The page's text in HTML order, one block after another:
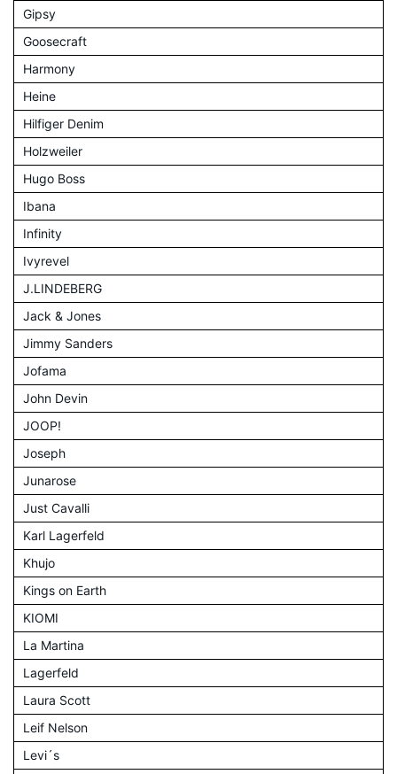
Gipsy
Goosecraft
Harmony
Heine
Hilfiger Denim
Holzweiler
Hugo Boss
Ibana
Infinity
Ivyrevel
J.LINDEBERG
Jack & Jones
Jimmy Sanders
Jofama
John Devin
JOOP!
Joseph
Junarose
Just Cavalli
Karl Lagerfeld
Khujo
Kings on Earth
KIOMI
La Martina
Lagerfeld
Laura Scott
Leif Nelson
Levi´s